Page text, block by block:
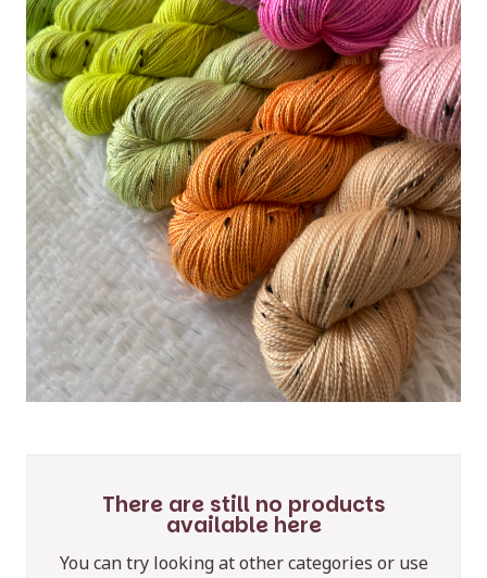
There are still no products
available here
You can try looking at other categories or use